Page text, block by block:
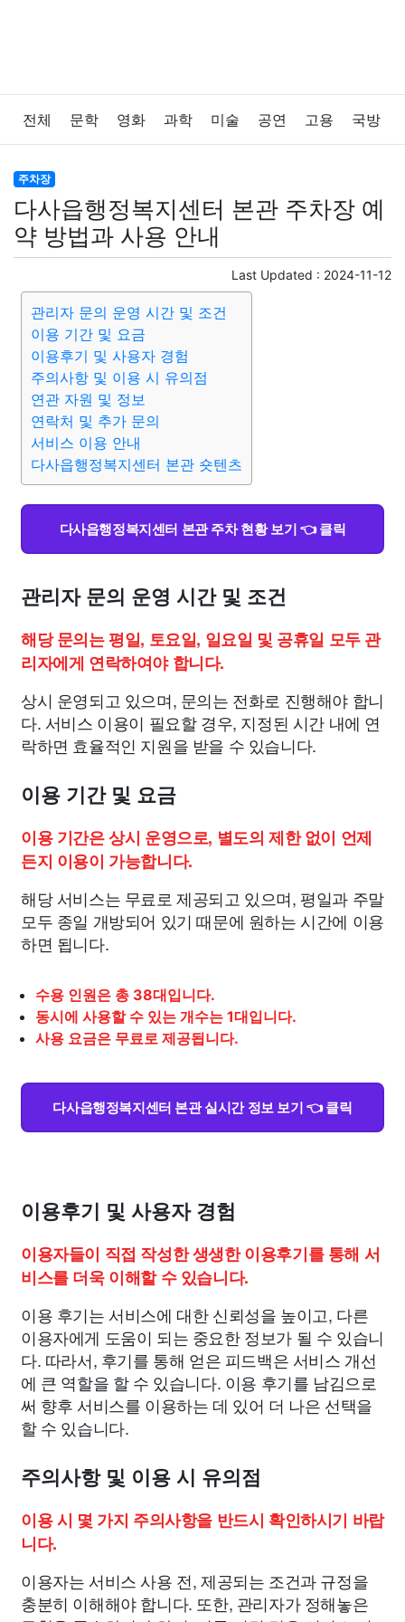
전체 문학 영화 과학 미술 공연 고용 국방
법률
보건 질병 가요 방송 일상 주식 암호화폐
반려동물 패션 미용
증권 인테리어 요리 상품리뷰
게임 스포츠 사진 대출
맛집 IT 컴퓨터
의료 의학 경제 마케팅 부동산
주차장
다사읍행정복지센터 본관 주차장 예
약 방법과 사용 안내
Last Updated : 2024-11-12
관리자 문의 운영 시간 및 조건
이용 기간 및 요금
이용후기 및 사용자 경험
주의사항 및 이용 시 유의점
연관 자원 및 정보
연락처 및 추가 문의
서비스 이용 안내
다사읍행정복지센터 본관 숏텐츠
다사읍행정복지센터 본관 주차 현황 보기 👈 클릭
관리자 문의 운영 시간 및 조건
해당 문의는 평일, 토요일, 일요일 및 공휴일 모두 관
리자에게 연락하여야 합니다.
상시 운영되고 있으며, 문의는 전화로 진행해야 합니
다. 서비스 이용이 필요할 경우, 지정된 시간 내에 연
락하면 효율적인 지원을 받을 수 있습니다.
이용 기간 및 요금
이용 기간은 상시 운영으로, 별도의 제한 없이 언제
든지 이용이 가능합니다.
해당 서비스는 무료로 제공되고 있으며, 평일과 주말
모두 종일 개방되어 있기 때문에 원하는 시간에 이용
하면 됩니다.
수용 인원은 총 38대입니다.
동시에 사용할 수 있는 개수는 1대입니다.
사용 요금은 무료로 제공됩니다.
다사읍행정복지센터 본관 실시간 정보 보기 👈 클릭
이용후기 및 사용자 경험
이용자들이 직접 작성한 생생한 이용후기를 통해 서
비스를 더욱 이해할 수 있습니다.
이용 후기는 서비스에 대한 신뢰성을 높이고, 다른
이용자에게 도움이 되는 중요한 정보가 될 수 있습니
다. 따라서, 후기를 통해 얻은 피드백은 서비스 개선
에 큰 역할을 할 수 있습니다. 이용 후기를 남김으로
써 향후 서비스를 이용하는 데 있어 더 나은 선택을
할 수 있습니다.
주의사항 및 이용 시 유의점
이용 시 몇 가지 주의사항을 반드시 확인하시기 바랍
니다.
이용자는 서비스 사용 전, 제공되는 조건과 규정을
충분히 이해해야 합니다. 또한, 관리자가 정해놓은